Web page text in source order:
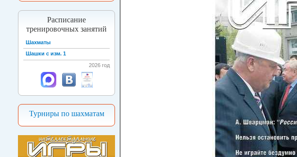
Расписание
тренировочных занятий
Шахматы
Шашки с изм. 1
2026 год
Турниры по шахматам